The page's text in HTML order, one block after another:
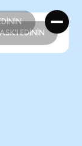
EDİNİN